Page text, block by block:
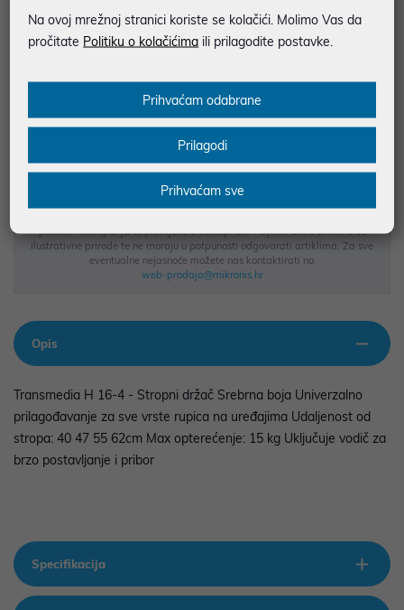
BESPLATNA DOSTAVA ZA NARUDŽBE IZNAD 66,36€
MOGUĆNOST PLAĆANJA NA RATE
prilikom štampanja te promjene u dostupnosti i cijene. Slike artikala su
ilustrativne prirode te ne moraju u potpunosti odgovarati artiklima. Za sve
eventualne nejasnoće možete nas kontaktirati na
web-prodaja@mikronis.hr
Opis
Transmedia H 16-4 - Stropni držač Srebrna boja Univerzalno
prilagođavanje za sve vrste rupica na uređajima Udaljenost od
stropa: 40 47 55 62cm Max opterećenje: 15 kg Uključuje vodič za
brzo postavljanje i pribor
Specifikacija
Na ovoj mrežnoj stranici koriste se kolačići. Molimo Vas da
pročitate Politiku o kolačićima ili prilagodite postavke.
Prihvaćam odabrane
Prilagodi
Prihvaćam sve